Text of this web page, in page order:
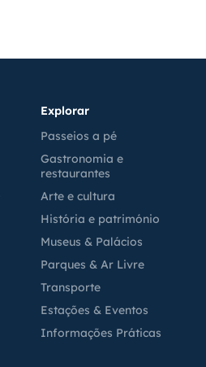
Explorar
Passeios a pé
Gastronomia e
restaurantes
Arte e cultura
História e património
Museus & Palácios
Parques & Ar Livre
Transporte
Estações & Eventos
Informações Práticas